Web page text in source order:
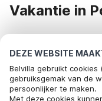
DEZE WEBSITE
Belvilla gebruikt
gebruiksgemak van de
persoonlijker te maken.
Met deze cookies
Vakantie in
Belvilla bij het juiste
vakantie in Podgrad.
vakantiehuizen in